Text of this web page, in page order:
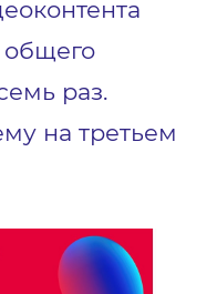
раз.
на третьем